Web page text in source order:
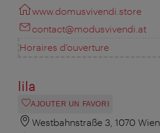
www.domusvivendi.store
contact@modusvivendi.at
Horaires d'ouverture
lila
AJOUTER UN FAVORI
Westbahnstraße 3, 1070 Wien